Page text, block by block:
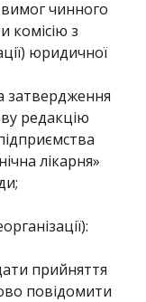
чинного
комісію з
юридичної
затвердження
редакцію
лікарня»
прийняття
повідомити